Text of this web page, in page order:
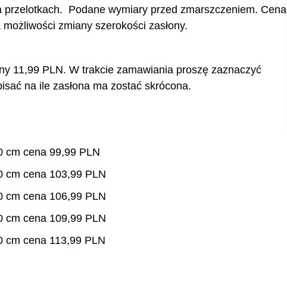
przelotkach. Podane wymiary przed zmarszczeniem. Cena
zmiany szerokości zasłony.
11,99 PLN. W trakcie zamawiania proszę zaznaczyć
na ile zasłona ma zostać skrócona.
cm cena 99,99 PLN
cm cena 103,99 PLN
cm cena 106,99 PLN
cm cena 109,99 PLN
cm cena 113,99 PLN